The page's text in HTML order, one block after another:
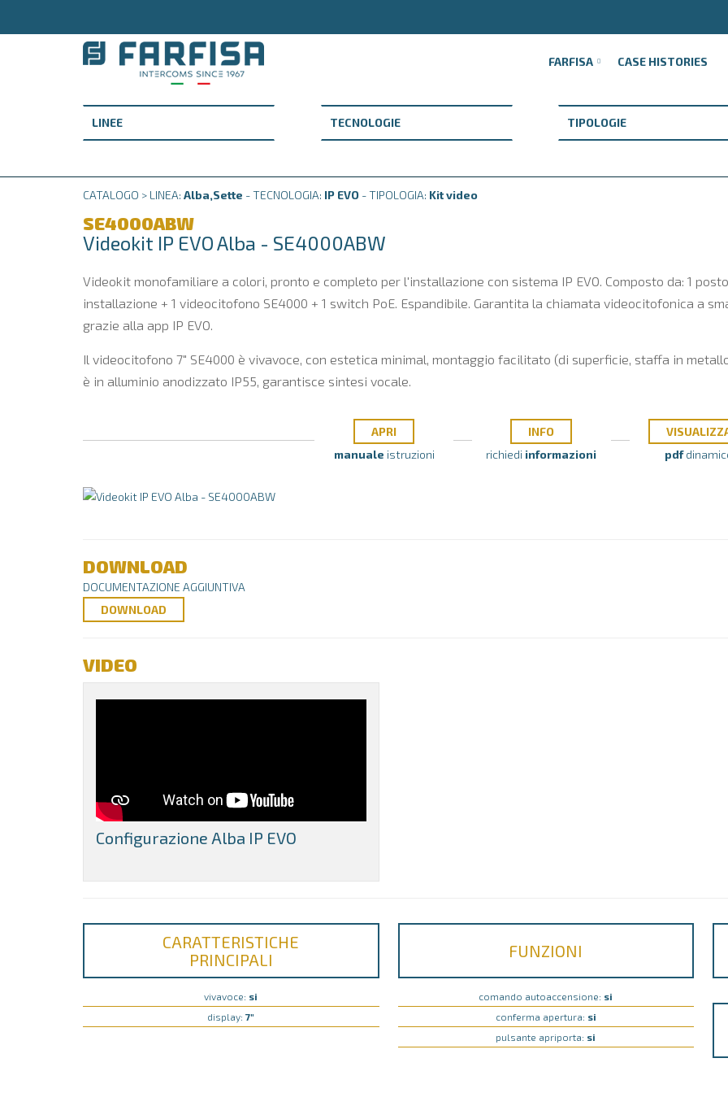
FARFISA CASE HISTORIES
CATALOGO > LINEA: Alba,Sette - TECNOLOGIA: IP EVO - TIPOLOGIA: Kit video
SE4000ABW
Videokit IP EVO Alba - SE4000ABW
Videokit monofamiliare a colori, pronto e completo per l'installazione con sistema IP EVO. Composto da: 1
installazione + 1 videocitofono SE4000 + 1 switch PoE. Espandibile. Garantita la chiamata videocitofonica a
grazie alla app IP EVO.
Il videocitofono 7" SE4000 è vivavoce, con estetica minimal, montaggio facilitato (di superficie, staffa in
è in alluminio anodizzato IP55, garantisce sintesi vocale.
APRI
manuale istruzioni
INFO
richiedi informazioni
pdf
DOWNLOAD
DOCUMENTAZIONE AGGIUNTIVA
DOWNLOAD
VIDEO
Configurazione Alba IP EVO
CARATTERISTICHE
PRINCIPALI
vivavoce: si
display:7"
FUNZIONI
comando autoaccensione: si
conferma apertura: si
pulsante apriporta: si